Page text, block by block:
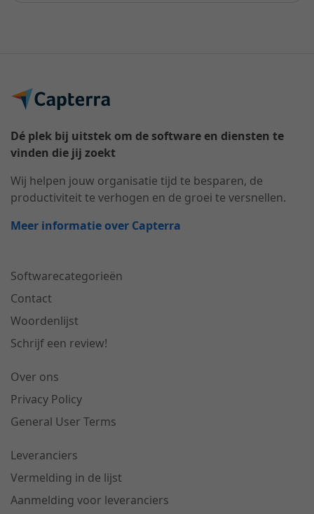
Dé plek bij uitstek om de software en diensten te
vinden die jij zoekt
Wij helpen jouw organisatie tijd te besparen, de
productiviteit te verhogen en de groei te versnellen.
Meer informatie over Capterra
Softwarecategorieën
Contact
Woordenlijst
Schrijf een review!
Over ons
Privacy Policy
General User Terms
Leveranciers
Vermelding in de lijst
Aanmelding voor leveranciers